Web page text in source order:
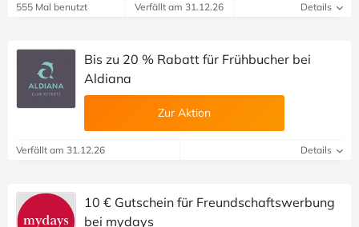
555 Mal benutzt Verfällt am 31.12.26 Details
Bis zu 20 % Rabatt für Frühbucher bei
Aldiana
Zur Aktion
Verfällt am 31.12.26 Details
10 € Gutschein für Freundschaftswerbung
bei mydays